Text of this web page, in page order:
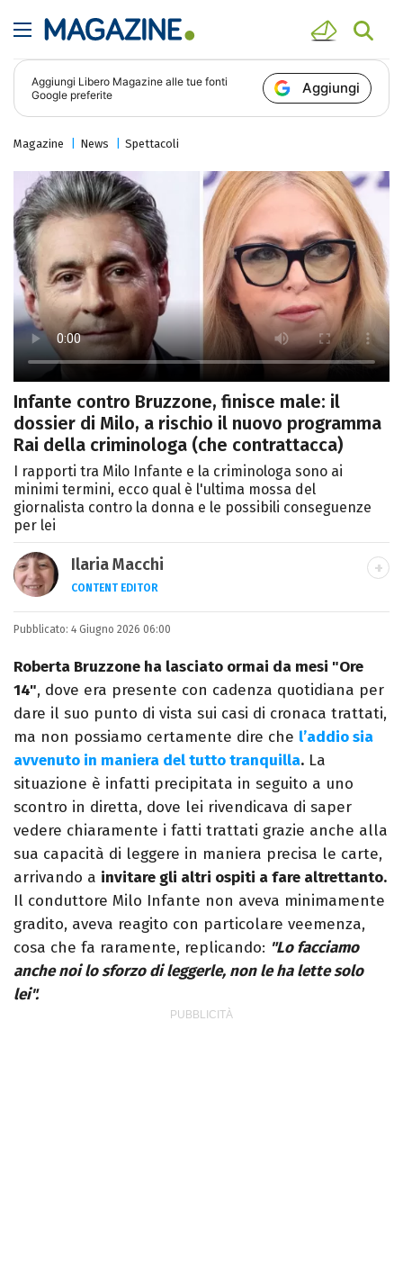
Aggiungi Libero Magazine alle tue fonti
Google preferite
Aggiungi
Magazine News Spettacoli
Infante contro Bruzzone, finisce male: il
dossier di Milo, a rischio il nuovo programma
Rai della criminologa (che contrattacca)
I rapporti tra Milo Infante e la criminologa sono ai
minimi termini, ecco qual è l'ultima mossa del
giornalista contro la donna e le possibili conseguenze
per lei
Ilaria Macchi
CONTENT EDITOR
Laureata in Linguaggi dei Media, amo il
giornalismo, il calcio, la TV e la moda, dove
cerco sempre le ultime tendenze.
Pubblicato: 4 Giugno 2026 06:00
Roberta Bruzzone ha lasciato ormai da mesi "Ore
14", dove era presente con cadenza quotidiana per
dare il suo punto di vista sui casi di cronaca trattati,
ma non possiamo certamente dire che l’addio sia
avvenuto in maniera del tutto tranquilla. La
situazione è infatti precipitata in seguito a uno
scontro in diretta, dove lei rivendicava di saper
vedere chiaramente i fatti trattati grazie anche alla
sua capacità di leggere in maniera precisa le carte,
arrivando a invitare gli altri ospiti a fare altrettanto.
Il conduttore Milo Infante non aveva minimamente
gradito, aveva reagito con particolare veemenza,
cosa che fa raramente, replicando: "Lo facciamo
anche noi lo sforzo di leggerle, non le ha lette solo
lei".